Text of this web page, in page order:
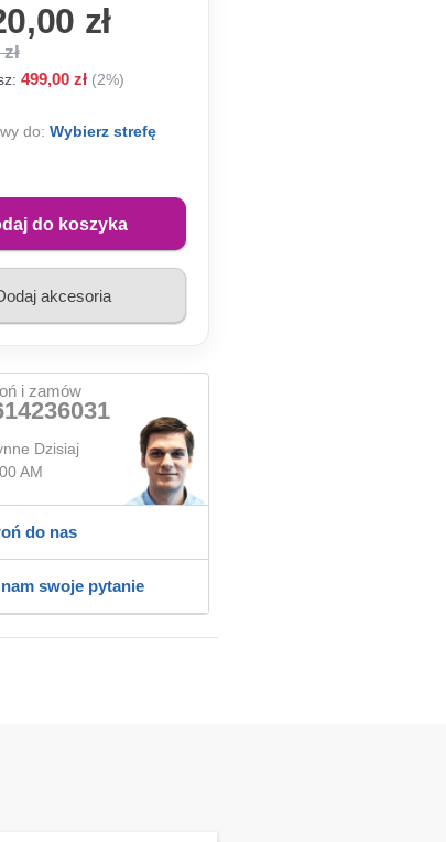
zł
499,00 zł (2%)
do: Wybierz strefę
do koszyka
akcesoria
i zamów
Dzisiaj
AM
do nas
swoje pytanie